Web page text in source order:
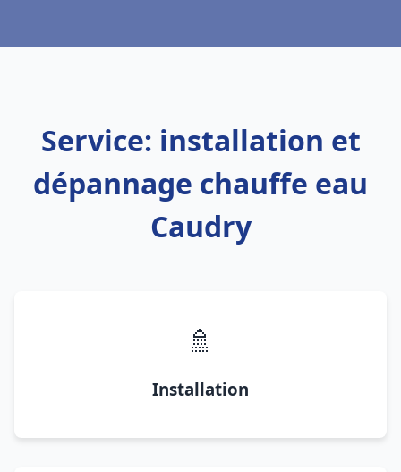
Service: installation et
dépannage chauffe eau
Caudry
🚿
Installation